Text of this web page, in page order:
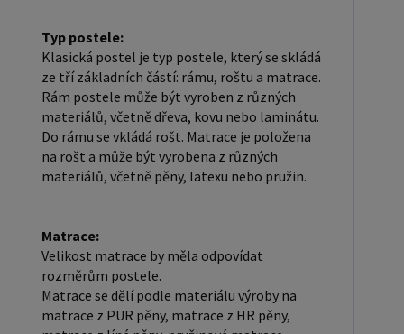
Typ postele:
Klasická postel je typ postele, který se skládá
ze tří základních částí: rámu, roštu a matrace.
Rám postele může být vyroben z různých
materiálů, včetně dřeva, kovu nebo laminátu.
Do rámu se vkládá rošt. Matrace je položena
na rošt a může být vyrobena z různých
materiálů, včetně pěny, latexu nebo pružin.
Matrace:
Velikost matrace by měla odpovídat
rozměrům postele.
Matrace se dělí podle materiálu výroby na
matrace z PUR pěny, matrace z HR pěny,